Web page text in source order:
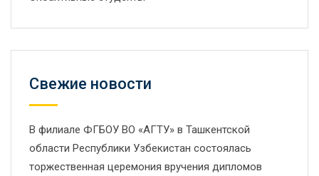
Свежие новости
В филиале ФГБОУ ВО «АГТУ» в Ташкентской
области Республики Узбекистан состоялась
торжественная церемония вручения дипломов